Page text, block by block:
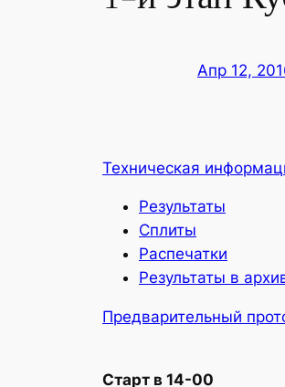
Апр 12,
Техническая
Результаты
Сплиты
Распечатки
Результаты в
Предварительный
Старт в 14-00